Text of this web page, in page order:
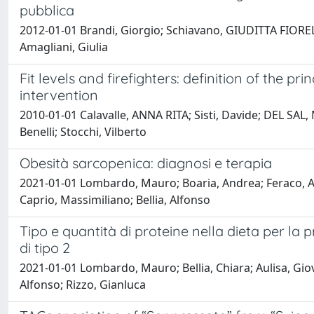
pubblica
2012-01-01 Brandi, Giorgio; Schiavano, GIUDITTA
Amagliani, Giulia
Fit levels and firefighters: definition of the
intervention
2010-01-01 Calavalle, ANNA RITA; Sisti, Davide; DEL
Benelli; Stocchi, Vilberto
Obesità sarcopenica: diagnosi e terapia
2021-01-01 Lombardo, Mauro; Boaria, Andrea;
Caprio, Massimiliano; Bellia, Alfonso
Tipo e quantità di proteine nella dieta per la
di tipo 2
2021-01-01 Lombardo, Mauro; Bellia, Chiara; Aulisa,
Alfonso; Rizzo, Gianluca